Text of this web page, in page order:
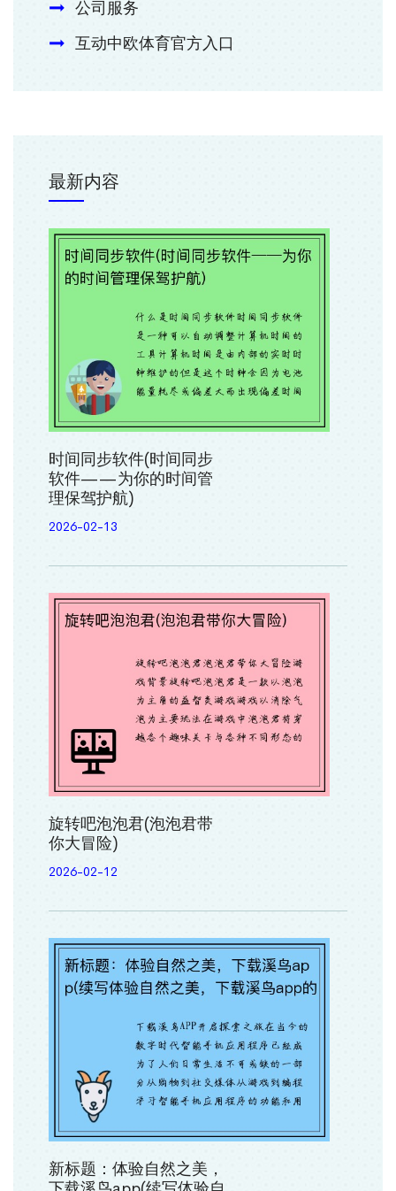
公司服务
互动中欧体育官方入口
最新内容
时间同步软件(时间同步
软件——为你的时间管
理保驾护航)
2026-02-13
旋转吧泡泡君(泡泡君带
你大冒险)
2026-02-12
新标题：体验自然之美，